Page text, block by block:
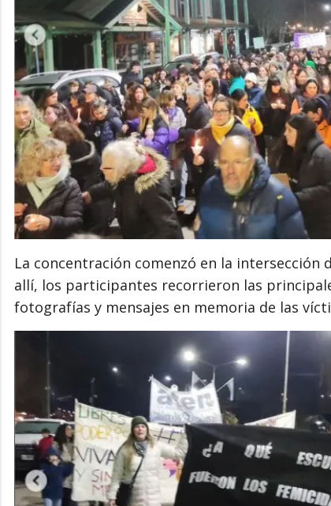
La concentración comenzó en la intersección
allí, los participantes recorrieron las
fotografías y mensajes en memoria de las